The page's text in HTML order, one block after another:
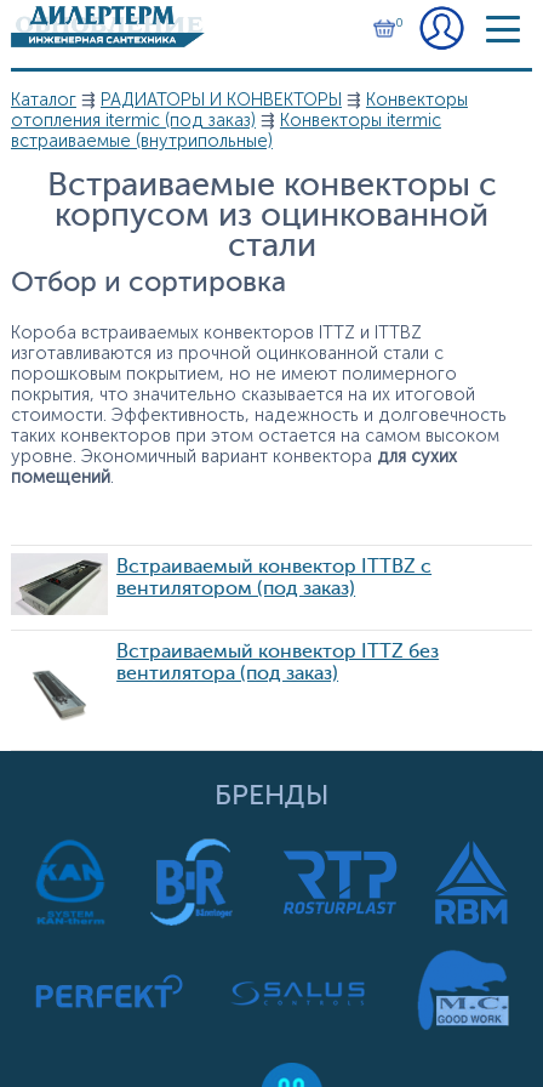
Перейти к основному содержанию
0
Вы здесь
Каталог⇶ РАДИАТОРЫ И КОНВЕКТОРЫ ⇶ Конвекторы
отопления itermic (под заказ) ⇶ Конвекторы itermic
встраиваемые (внутрипольные)
Встраиваемые конвекторы с
корпусом из оцинкованной
стали
Отбор и сортировка
Короба встраиваемых конвекторов ITTZ и ITTBZ
изготавливаются из прочной оцинкованной стали с
порошковым покрытием, но не имеют полимерного
покрытия, что значительно сказывается на их итоговой
стоимости. Эффективность, надежность и долговечность
таких конвекторов при этом остается на самом высоком
уровне. Экономичный вариант конвектора для сухих
помещений.
Встраиваемый конвектор ITTBZ с
вентилятором (под заказ)
Встраиваемый конвектор ITTZ без
вентилятора (под заказ)
БРЕНДЫ